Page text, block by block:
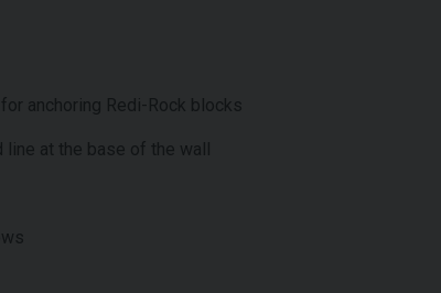
anchoring Redi-Rock blocks
at the base of the wall